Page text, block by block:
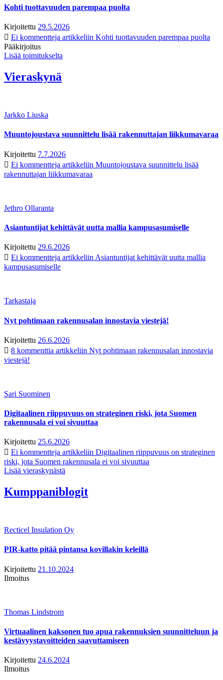
Kohti tuottavuuden parempaa puolta
Kirjoitettu 29.5.2026
Ei kommentteja artikkeliin Kohti tuottavuuden parempaa puolta
Pääkirjoitus
Lisää toimitukselta
Vieraskynä
Jarkko Liuska
Muuntojoustava suunnittelu lisää rakennuttajan liikkumavaraa
Kirjoitettu 7.7.2026
Ei kommentteja artikkeliin Muuntojoustava suunnittelu lisää
rakennuttajan liikkumavaraa
Jethro Ollaranta
Asiantuntijat kehittävät uutta mallia kampusasumiselle
Kirjoitettu 29.6.2026
Ei kommentteja artikkeliin Asiantuntijat kehittävät uutta mallia
kampusasumiselle
Tarkastaja
Nyt pohtimaan rakennusalan innostavia viestejä!
Kirjoitettu 26.6.2026
8 kommenttia artikkeliin Nyt pohtimaan rakennusalan innostavia
viestejä!
Sari Suominen
Digitaalinen riippuvuus on strateginen riski, jota Suomen
rakennusala ei voi sivuuttaa
Kirjoitettu 25.6.2026
Ei kommentteja artikkeliin Digitaalinen riippuvuus on strateginen
riski, jota Suomen rakennusala ei voi sivuuttaa
Lisää vieraskynästä
Kumppaniblogit
Recticel Insulation Oy
PIR-katto pitää pintansa kovillakin keleillä
Kirjoitettu 21.10.2024
Ilmoitus
Thomas Lindstrom
Virtuaalinen kaksonen tuo apua rakennuksien suunnitteluun ja
kestävyystavoitteiden saavuttamiseen
Kirjoitettu 24.6.2024
Ilmoitus